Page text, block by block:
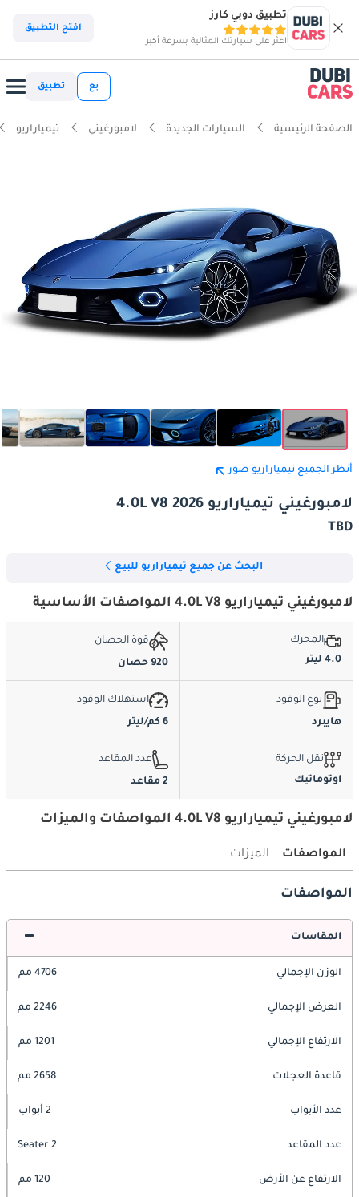
تطبيق دوبي كارز
اعثر على سيارتك المثالية بسرعة أكبر
افتح التطبيق
بع تطبيق
الصفحة الرئيسية السيارات الجديدة لامبورغيني تيمياراريو
أنظر الجميع تيمياراريو صور
لامبورغيني تيمياراريو 4.0L V8 2026
TBD
البحث عن جميع تيمياراريو للبيع
لامبورغيني تيمياراريو 4.0L V8 المواصفات الأساسية
المحرك
4.0 ليتر
قوة الحصان
920 حصان
نوع الوقود
هايبرد
استهلاك الوقود
6 كم/ليتر
نقل الحركة
اوتوماتيك
عدد المقاعد
2 مقاعد
لامبورغيني تيمياراريو 4.0L V8 المواصفات والميزات
المواصفات الميزات
المواصفات
المقاسات
الوزن الإجمالي 4706 مم
العرض الإجمالي 2246 مم
الارتفاع الإجمالي 1201 مم
قاعدة العجلات 2658 مم
عدد الأبواب 2 أبواب
عدد المقاعد 2 Seater
الارتفاع عن الأرض 120 مم